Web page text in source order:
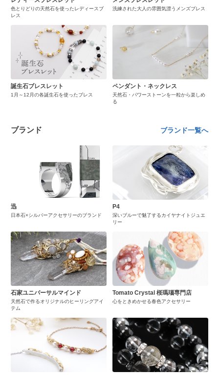
色とりどりの天然石を使ったレディースブ
レス
洗練された大人の雰囲気漂うメンズブレス
誕生石ブレスレット
1月～12月の各誕生石を使ったブレス
ペンダント・ネックレス
天然石・パワーストーンを一粒から楽しめ
る
ブランド ブランド一覧へ
迅
日本石×シルバーアクセサリーのブランド
P4
深いブルーで魅了するカイヤナイトジュエ
リー
石家ユニバーサルマインド
天然石で作るオリジナルのヒーリングアイ
テム
Tomato Crystal 桜瑪瑙専門店
心をときめかせる春色アクセサリー